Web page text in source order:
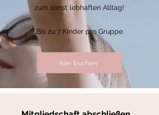
zum sonst lebhaften Alltag!
Bis zu 7 Kinder pro Gruppe
hier buchen